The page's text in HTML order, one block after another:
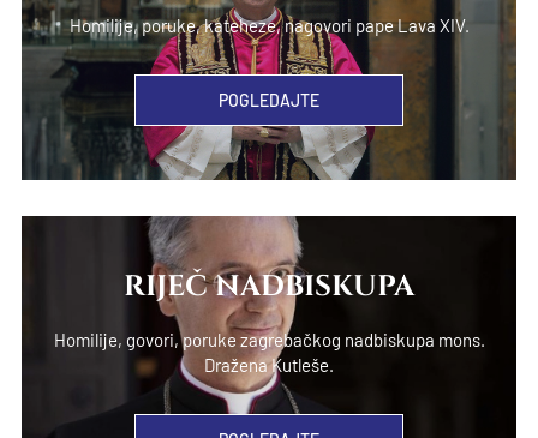
Homilije, poruke, kateheze, nagovori pape Lava XIV.
POGLEDAJTE
RIJEČ NADBISKUPA
Homilije, govori, poruke zagrebačkog nadbiskupa mons.
Dražena Kutleše.